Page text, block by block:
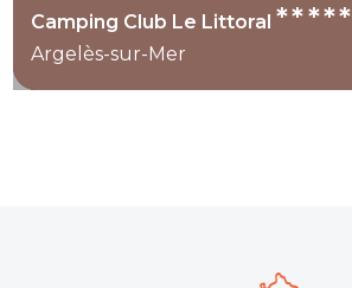
Camping Club Le Littoral*****
Argelès-sur-Mer